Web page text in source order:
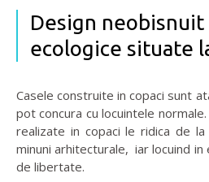
Design neobisnuit
ecologice situate
Casele construite in copaci sunt
pot concura cu locuintele
realizate in copaci le ridica de
minuni arhitecturale, iar locuind
de libertate.